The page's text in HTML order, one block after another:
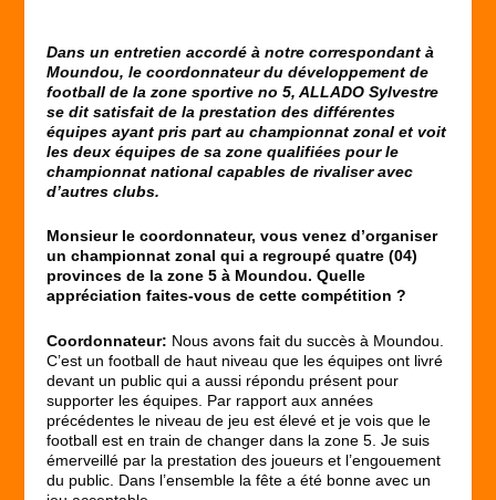
Dans un entretien accordé à notre correspondant à
Moundou, le coordonnateur du développement de
football de la zone sportive no 5, ALLADO Sylvestre
se dit satisfait de la prestation des différentes
équipes ayant pris part au championnat zonal et voit
les deux équipes de sa zone qualifiées pour le
championnat national capables de rivaliser avec
d’autres clubs.
Monsieur le coordonnateur, vous venez d’organiser
un championnat zonal qui a regroupé quatre (04)
provinces de la zone 5 à Moundou. Quelle
appréciation faites-vous de cette compétition ?
Coordonnateur: Nous avons fait du succès à Moundou.
C’est un football de haut niveau que les équipes ont livré
devant un public qui a aussi répondu présent pour
supporter les équipes. Par rapport aux années
précédentes le niveau de jeu est élevé et je vois que le
football est en train de changer dans la zone 5. Je suis
émerveillé par la prestation des joueurs et l’engouement
du public. Dans l’ensemble la fête a été bonne avec un